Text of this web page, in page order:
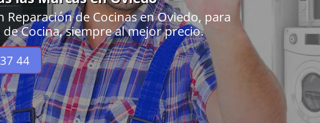
de Cocinas en Oviedo, para
Cocina, siempre al mejor precio.
44